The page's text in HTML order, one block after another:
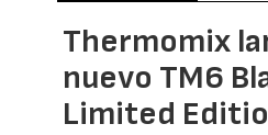
Thermomix
nuevo TM6
Limited